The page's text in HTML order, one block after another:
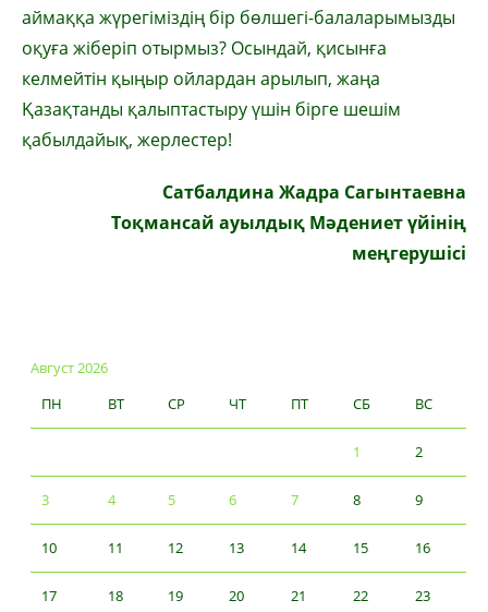
аймаққа жүрегіміздің бір бөлшегі-балаларымызды
оқуға жіберіп отырмыз? Осындай, қисынға
келмейтін қыңыр ойлардан арылып, жаңа
Қазақтанды қалыптастыру үшін бірге шешім
қабылдайық, жерлестер!
Сатбалдина Жадра Сагынтаевна
Тоқмансай ауылдық Мәдениет үйінің
меңгерушісі
Август 2026
ПН
ВТ СР ЧТ ПТ СБ ВС
1 2
3 4 5 6 7 8 9
10 11 12 13 14 15 16
17 18 19 20 21 22 23